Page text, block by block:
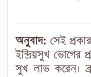
অনুবাদ: সেই
ইন্দ্রিয়সুখ ভোগের
সুখ লাভ করেন।